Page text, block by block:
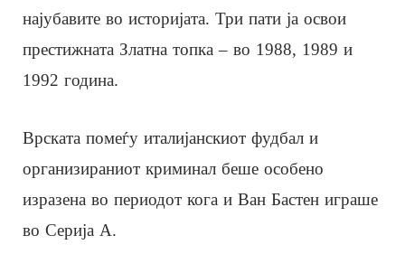
најубавите во историјата. Три пати ја освои
престижната Златна топка – во 1988, 1989 и
1992 година.
Врската помеѓу италијанскиот фудбал и
организираниот криминал беше особено
изразена во периодот кога и Ван Бастен играше
во Серија А.